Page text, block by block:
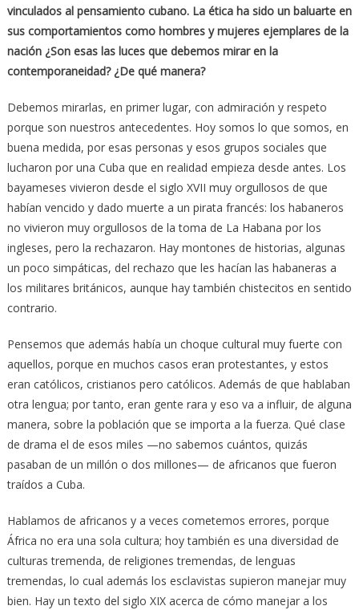
vinculados al pensamiento cubano. La ética ha sido un baluarte en
sus comportamientos como hombres y mujeres ejemplares de la
nación ¿Son esas las luces que debemos mirar en la
contemporaneidad? ¿De qué manera?
Debemos mirarlas, en primer lugar, con admiración y respeto
porque son nuestros antecedentes. Hoy somos lo que somos, en
buena medida, por esas personas y esos grupos sociales que
lucharon por una Cuba que en realidad empieza desde antes. Los
bayameses vivieron desde el siglo XVII muy orgullosos de que
habían vencido y dado muerte a un pirata francés: los habaneros
no vivieron muy orgullosos de la toma de La Habana por los
ingleses, pero la rechazaron. Hay montones de historias, algunas
un poco simpáticas, del rechazo que les hacían las habaneras a
los militares británicos, aunque hay también chistecitos en sentido
contrario.
Pensemos que además había un choque cultural muy fuerte con
aquellos, porque en muchos casos eran protestantes, y estos
eran católicos, cristianos pero católicos. Además de que hablaban
otra lengua; por tanto, eran gente rara y eso va a influir, de alguna
manera, sobre la población que se importa a la fuerza. Qué clase
de drama el de esos miles —no sabemos cuántos, quizás
pasaban de un millón o dos millones— de africanos que fueron
traídos a Cuba.
Hablamos de africanos y a veces cometemos errores, porque
África no era una sola cultura; hoy también es una diversidad de
culturas tremenda, de religiones tremendas, de lenguas
tremendas, lo cual además los esclavistas supieron manejar muy
bien. Hay un texto del siglo XIX acerca de cómo manejar a los